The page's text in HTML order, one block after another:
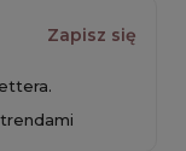
Zapisz się